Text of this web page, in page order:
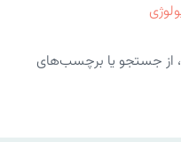
از جستجو یا برچسب‌های